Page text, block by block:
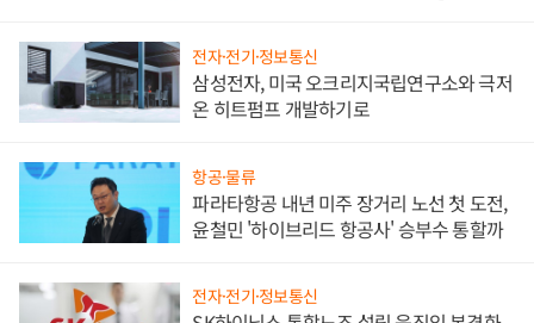
전자·전기·정보통신
삼성전자, 미국 오크리지국립연구소와 극저
온 히트펌프 개발하기로
항공·물류
파라타항공 내년 미주 장거리 노선 첫 도전,
윤철민 '하이브리드 항공사' 승부수 통할까
전자·전기·정보통신